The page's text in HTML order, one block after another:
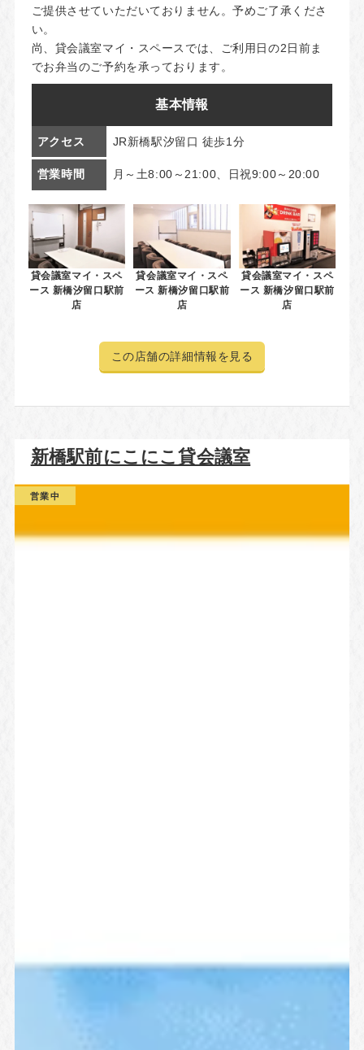
ご提供させていただいておりません。予めご了承くださ
い。
尚、貸会議室マイ・スペースでは、ご利用日の2日前ま
でお弁当のご予約を承っております。
基本情報
アクセス JR新橋駅汐留口 徒歩1分
営業時間 月～土8:00～21:00、日祝9:00～20:00
貸会議室マイ・スペ
ース 新橋汐留口駅前
店
貸会議室マイ・スペ
ース 新橋汐留口駅前
店
貸会議室マイ・スペ
ース 新橋汐留口駅前
店
この店舗の詳細情報を見る
新橋駅前にこにこ貸会議室
営業中